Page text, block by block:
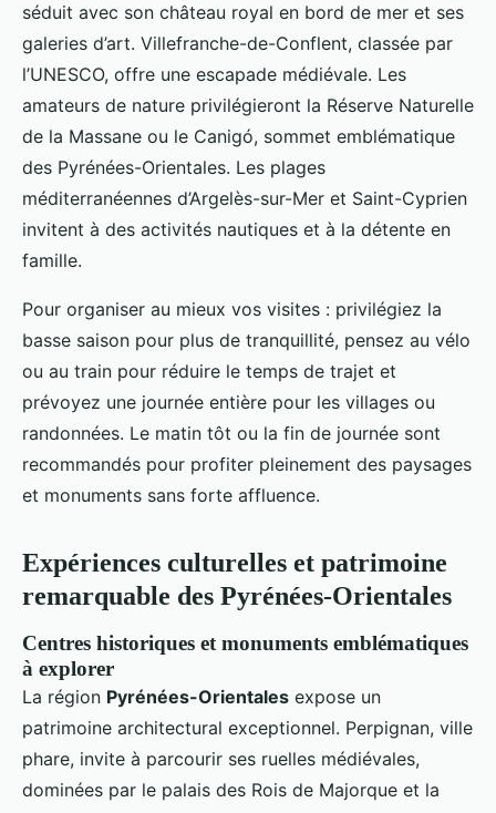
séduit avec son château royal en bord de mer et ses
galeries d’art. Villefranche-de-Conflent, classée par
l’UNESCO, offre une escapade médiévale. Les
amateurs de nature privilégieront la Réserve Naturelle
de la Massane ou le Canigó, sommet emblématique
des Pyrénées-Orientales. Les plages
méditerranéennes d’Argelès-sur-Mer et Saint-Cyprien
invitent à des activités nautiques et à la détente en
famille.
Pour organiser au mieux vos visites : privilégiez la
basse saison pour plus de tranquillité, pensez au vélo
ou au train pour réduire le temps de trajet et
prévoyez une journée entière pour les villages ou
randonnées. Le matin tôt ou la fin de journée sont
recommandés pour profiter pleinement des paysages
et monuments sans forte affluence.
Expériences culturelles et patrimoine
remarquable des Pyrénées-Orientales
Centres historiques et monuments emblématiques
à explorer
La région Pyrénées-Orientales expose un
patrimoine architectural exceptionnel. Perpignan, ville
phare, invite à parcourir ses ruelles médiévales,
dominées par le palais des Rois de Majorque et la